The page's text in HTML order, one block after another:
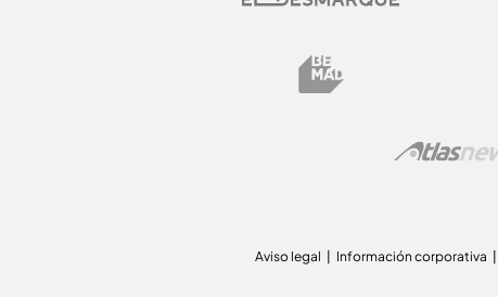
Aviso legal Información corporativa